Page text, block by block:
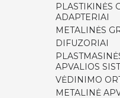
PLASTIKINĖS
ADAPTERIAI
METALINĖS
DIFUZORIAI
APVALIOS
VĖDINIMO
METALINĖ